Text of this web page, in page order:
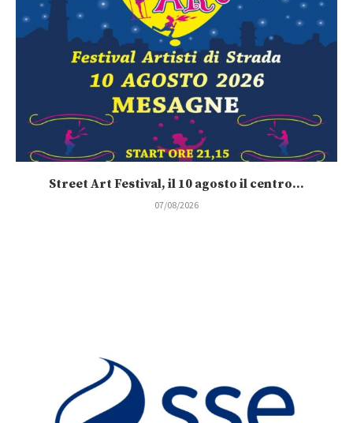
Street Art Festival, il 10 agosto il centro...
07/08/2026